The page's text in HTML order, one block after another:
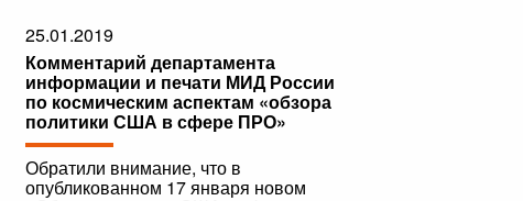
25.01.2019
Комментарий департамента
информации и печати МИД России
по космическим аспектам «обзора
политики США в сфере ПРО»
Обратили внимание, что в
опубликованном 17 января новом